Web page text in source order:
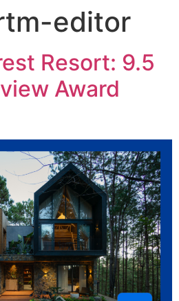
editor
Resort: 9.5
Award